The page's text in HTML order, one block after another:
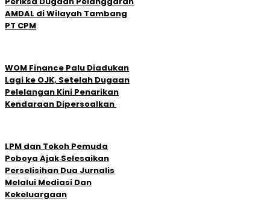
AMDAL di Wilayah Tambang
PT CPM
‎WOM Finance Palu Diadukan
Lagi ke OJK, Setelah Dugaan
Pelelangan Kini Penarikan
Kendaraan Dipersoalkan ‎
LPM dan Tokoh Pemuda
Poboya Ajak Selesaikan
Perselisihan Dua Jurnalis
Melalui Mediasi Dan
Kekeluargaan